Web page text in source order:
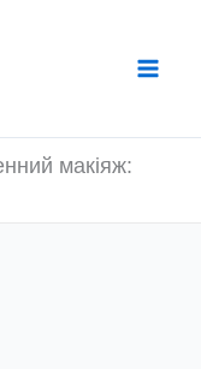
макіяж: